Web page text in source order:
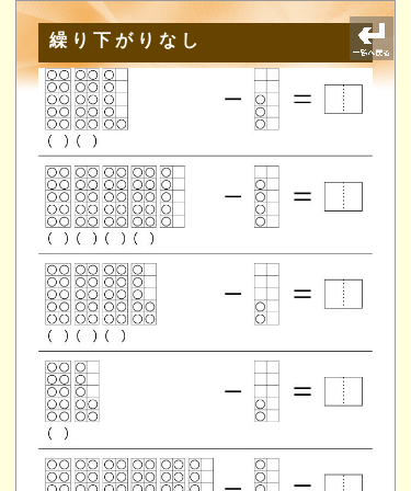
繰り下がりなし